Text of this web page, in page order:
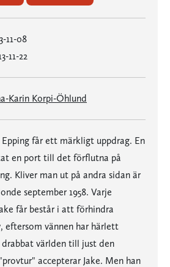
11-08
11-22
Karin Korpi-Öhlund
Epping får ett märkligt uppdrag. En
en port till det förflutna på
Kliver man ut på andra sidan är
september 1958. Varje
får består i att förhindra
eftersom vännen har härlett
världen till just den
accepterar Jake. Men han